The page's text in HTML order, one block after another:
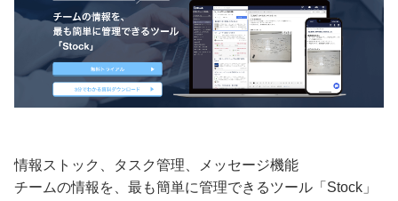
情報ストック、タスク管理、メッセージ機能
チームの情報を、最も簡単に管理できるツール「Stock」